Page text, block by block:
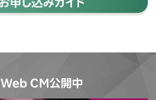
Web CM公開中